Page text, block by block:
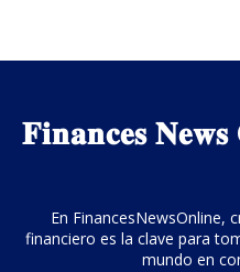
𝐅𝐢𝐧𝐚𝐧𝐜𝐞𝐬 𝐍𝐞𝐰𝐬
En FinancesNewsOnline,
financiero es la clave para
mundo en